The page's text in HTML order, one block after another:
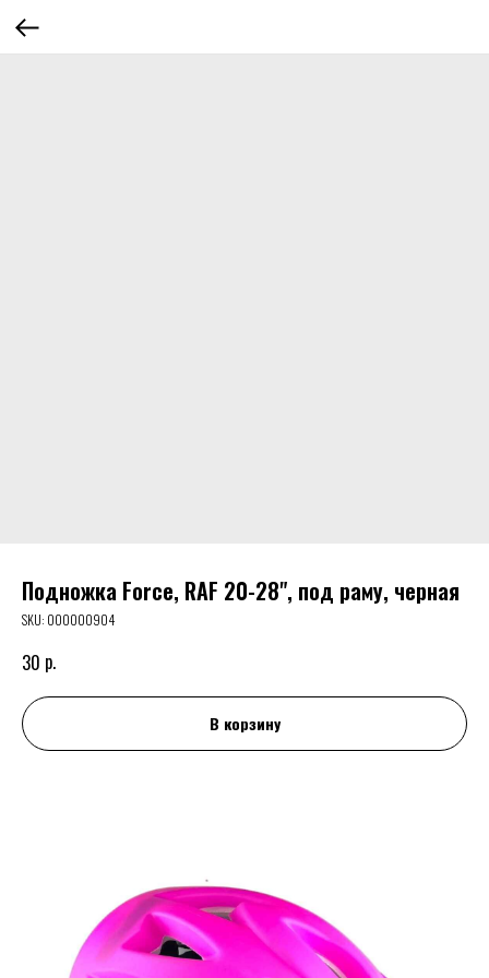
Подножка Force, RAF 20-28", под раму, черная
SKU: 000000904
30 р.
В корзину